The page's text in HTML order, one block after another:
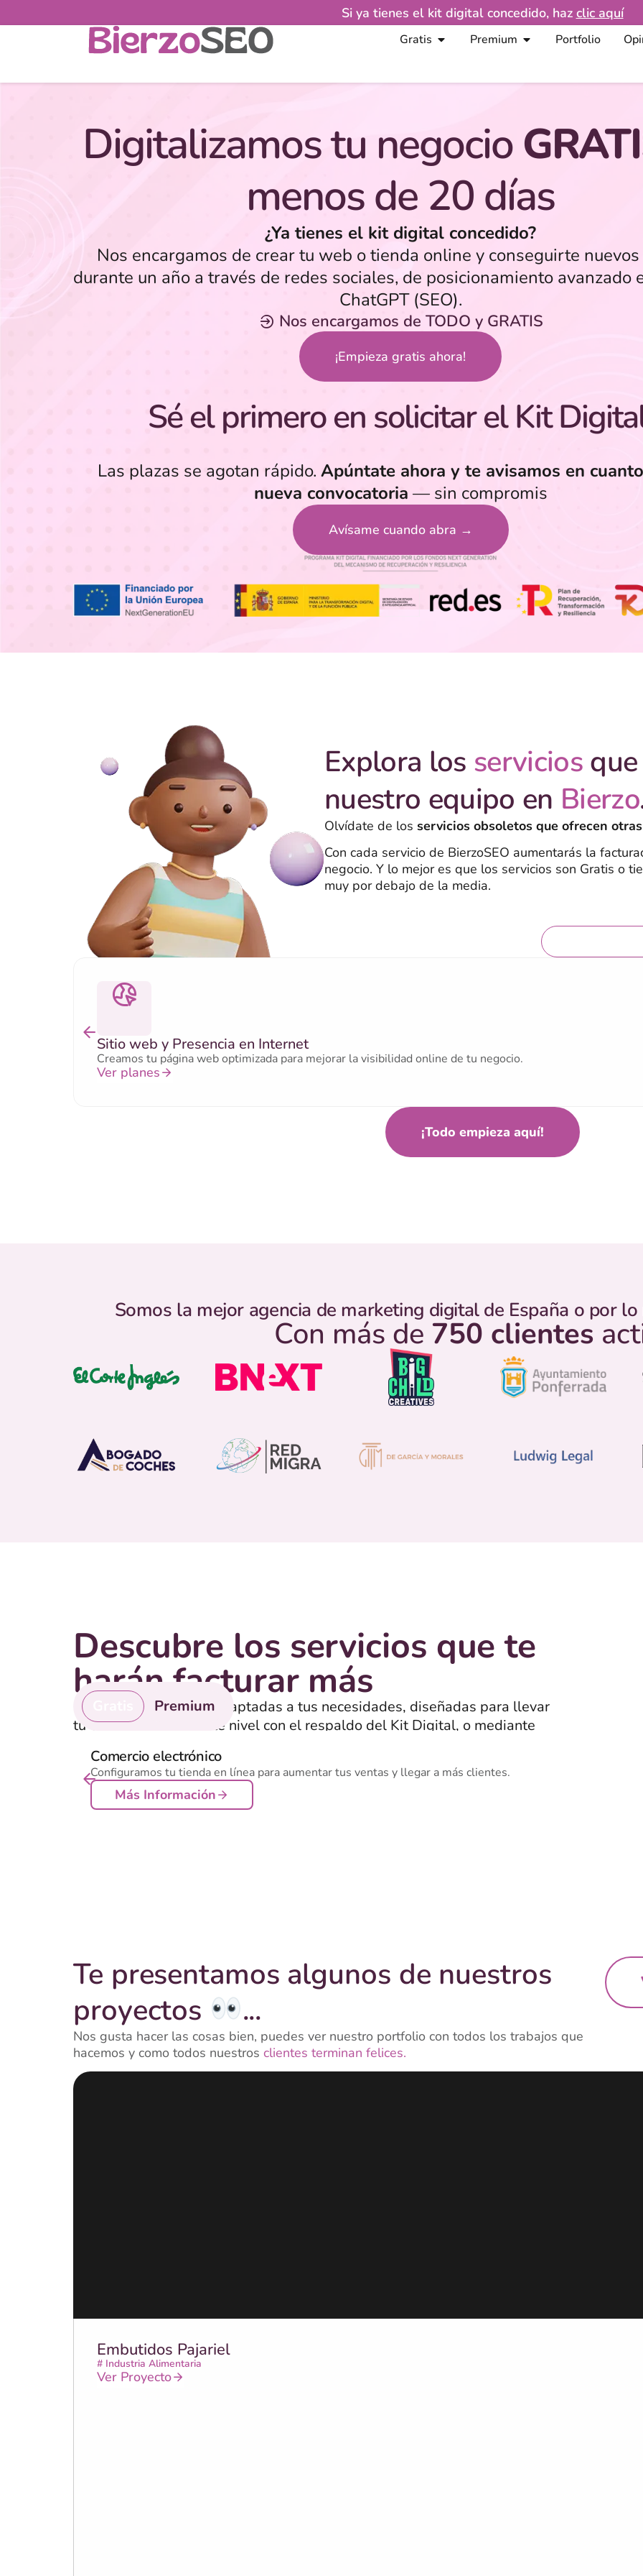
Si ya tienes el kit digital concedido, haz clic aquí
Gratis Premium Portfolio
Digitalizamos tu negocio
menos de 20 días
¿Ya tienes el kit digital concedido?
Nos encargamos de crear tu web o tienda online y conseguirte
durante un año a través de redes sociales, de posicionamiento avanzado
ChatGPT (SEO).
Nos encargamos de TODO y GRATIS
¡Empieza gratis ahora!
Sé el primero en solicitar el Kit
Las plazas se agotan rápido. Apúntate ahora y te avisamos en
nueva convocatoria — sin compromis
Avísame cuando abra →
Explora los servicios
nuestro equipo en Bierzo
Olvídate de los servicios obsoletos que ofrecen
Con cada servicio de BierzoSEO aumentarás la
negocio. Y lo mejor es que los servicios son Gratis o
muy por debajo de la media.
Sitio web y Presencia en Internet
Creamos tu página web optimizada para mejorar la visibilidad online de tu negocio.
Ver planes
¡Todo empieza aquí!
Somos la mejor agencia de marketing digital de España o por
Con más de 750 clientes
Descubre los servicios que te
harán facturar más
Encuentra soluciones adaptadas a tus necesidades, diseñadas para llevar
tu empresa al siguiente nivel con el respaldo del Kit Digital, o mediante
Premium
Comercio electrónico
Configuramos tu tienda en línea para aumentar tus ventas y llegar a más clientes.
Más Información
Te presentamos algunos de nuestros
proyectos
...
Nos gusta hacer las cosas bien, puedes ver nuestro portfolio con todos los trabajos que
hacemos y como todos nuestros clientes terminan felices.
Embutidos Pajariel
# Industria Alimentaria
Ver Proyecto